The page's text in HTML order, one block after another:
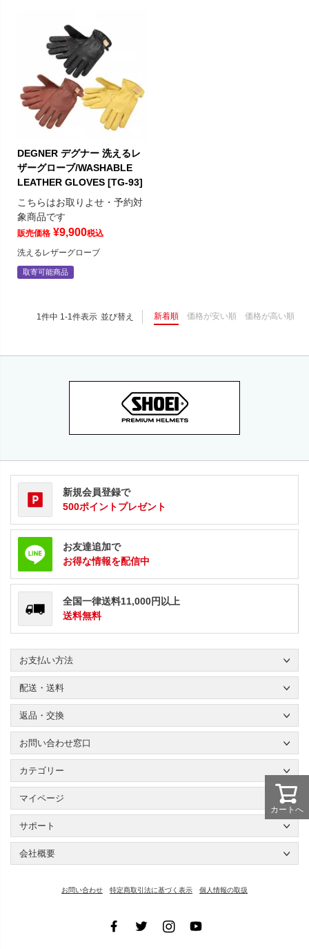
DEGNER デグナー 洗えるレ
ザーグローブ/WASHABLE
LEATHER GLOVES [TG-93]
こちらはお取りよせ・予約対
象商品です
販売価格 ¥9,900税込
洗えるレザーグローブ
取寄可能商品
並び替え 新着順 価格が安い順 価格が高い順
1 件中 1 -1 件表示
カートへ
新規会員登録で
500ポイントプレゼント
お友達追加で
お得な情報を配信中
全国一律送料11,000円以上
送料無料
お支払い方法
配送・送料
返品・交換
お問い合わせ窓口
カテゴリー
マイページ
サポート
会社概要
お問い合わせ 特定商取引法に基づく表示 個人情報の取扱